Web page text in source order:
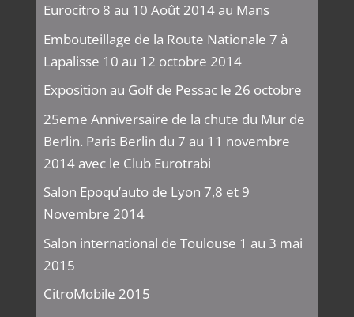
Eurocitro 8 au 10 Août 2014 au Mans
Embouteillage de la Route Nationale 7 à
Lapalisse 10 au 12 octobre 2014
Exposition au Golf de Pessac le 26 octobre
25eme Anniversaire de la chute du Mur de
Berlin. Paris Berlin du 7 au 11 novembre
2014 avec le Club Eurotrabi
Salon Epoqu’auto de Lyon 7,8 et 9
Novembre 2014
Salon international de Toulouse 1 au 3 mai
2015
CitroMobile 2015